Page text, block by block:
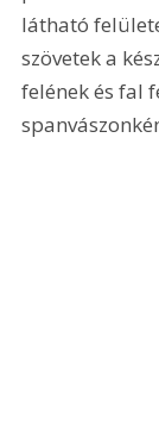
látható
szövetek a
felének és fal